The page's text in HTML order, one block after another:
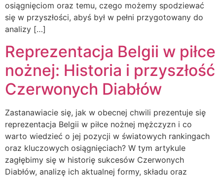
osiągnięciom oraz temu, czego możemy spodziewać
się w przyszłości, abyś był w pełni przygotowany do
analizy […]
Reprezentacja Belgii w piłce
nożnej: Historia i przyszłość
Czerwonych Diabłów
Zastanawiacie się, jak w obecnej chwili prezentuje się
reprezentacja Belgii w piłce nożnej mężczyzn i co
warto wiedzieć o jej pozycji w światowych rankingach
oraz kluczowych osiągnięciach? W tym artykule
zagłębimy się w historię sukcesów Czerwonych
Diabłów, analizę ich aktualnej formy, składu oraz